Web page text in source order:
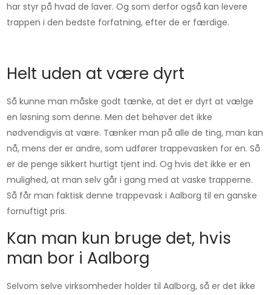
har styr på hvad de laver. Og som derfor også kan levere
trappen i den bedste forfatning, efter de er færdige.
Helt uden at være dyrt
Så kunne man måske godt tænke, at det er dyrt at vælge
en løsning som denne. Men det behøver det ikke
nødvendigvis at være. Tænker man på alle de ting, man kan
nå, mens der er andre, som udfører trappevasken for en. Så
er de penge sikkert hurtigt tjent ind. Og hvis det ikke er en
mulighed, at man selv går i gang med at vaske trapperne.
Så får man faktisk denne trappevask i Aalborg til en ganske
fornuftigt pris.
Kan man kun bruge det, hvis
man bor i Aalborg
Selvom selve virksomheder holder til Aalborg, så er det ikke